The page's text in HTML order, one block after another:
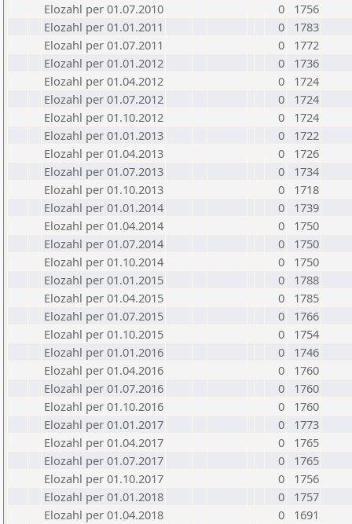
Elozahl per 01.07.2010
0
1756
Elozahl per 01.01.2011
0
1783
Elozahl per 01.07.2011
0
1772
Elozahl per 01.01.2012
0
1736
Elozahl per 01.04.2012
0
1724
Elozahl per 01.07.2012
0
1724
Elozahl per 01.10.2012
0
1724
Elozahl per 01.01.2013
0
1722
Elozahl per 01.04.2013
0
1726
Elozahl per 01.07.2013
0
1734
Elozahl per 01.10.2013
0
1718
Elozahl per 01.01.2014
0
1739
Elozahl per 01.04.2014
0
1750
Elozahl per 01.07.2014
0
1750
Elozahl per 01.10.2014
0
1750
Elozahl per 01.01.2015
0
1788
Elozahl per 01.04.2015
0
1785
Elozahl per 01.07.2015
0
1766
Elozahl per 01.10.2015
0
1754
Elozahl per 01.01.2016
0
1746
Elozahl per 01.04.2016
0
1760
Elozahl per 01.07.2016
0
1760
Elozahl per 01.10.2016
0
1760
Elozahl per 01.01.2017
0
1773
Elozahl per 01.04.2017
0
1765
Elozahl per 01.07.2017
0
1765
Elozahl per 01.10.2017
0
1756
Elozahl per 01.01.2018
0
1757
Elozahl per 01.04.2018
0
1691